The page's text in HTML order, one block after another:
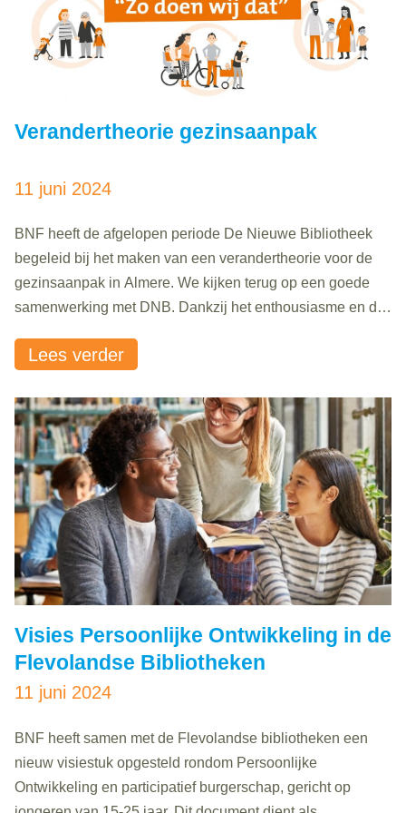
Verandertheorie gezinsaanpak
11 juni 2024
BNF heeft de afgelopen periode De Nieuwe Bibliotheek
begeleid bij het maken van een verandertheorie voor de
gezinsaanpak in Almere. We kijken terug op een goede
samenwerking met DNB. Dankzij het enthousiasme en de
werksessies grote stappen gezet met een mooi resultaat.
Lees verder
Visies Persoonlijke Ontwikkeling in de
Flevolandse Bibliotheken
11 juni 2024
BNF heeft samen met de Flevolandse bibliotheken een
nieuw visiestuk opgesteld rondom Persoonlijke
Ontwikkeling en participatief burgerschap, gericht op